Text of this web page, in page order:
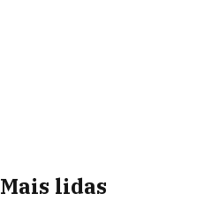
Mais lidas